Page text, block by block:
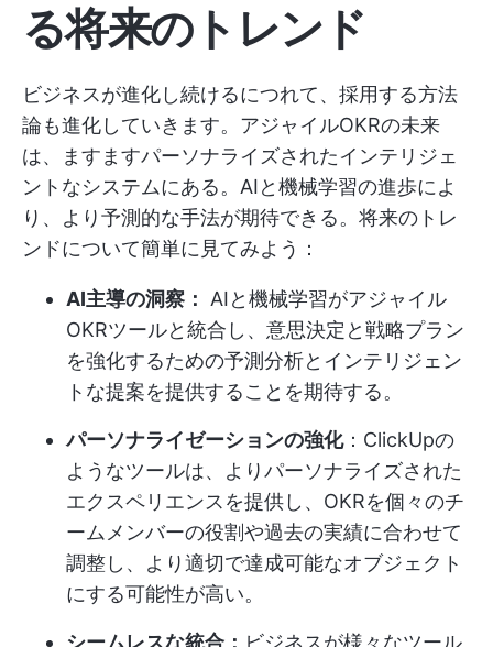
る将来のトレンド
ビジネスが進化し続けるにつれて、採用する方法
論も進化していきます。アジャイルOKRの未来
は、ますますパーソナライズされたインテリジェ
ントなシステムにある。AIと機械学習の進歩によ
り、より予測的な手法が期待できる。将来のトレ
ンドについて簡単に見てみよう：
AI主導の洞察：
AIと機械学習がアジャイル
OKRツールと統合し、意思決定と戦略プラン
を強化するための予測分析とインテリジェン
トな提案を提供することを期待する。
パーソナライゼーションの強化：ClickUpの
ようなツールは、よりパーソナライズされた
エクスペリエンスを提供し、OKRを個々のチ
ームメンバーの役割や過去の実績に合わせて
調整し、より適切で達成可能なオブジェクト
にする可能性が高い。
シームレスな統合： ビジネスが様々なツール